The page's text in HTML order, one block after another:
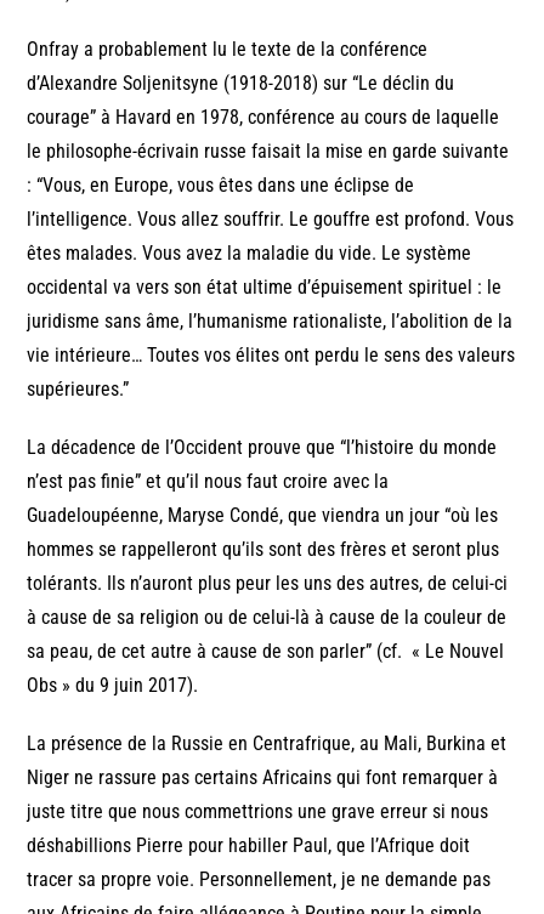
Onfray a probablement lu le texte de la conférence
d’Alexandre Soljenitsyne (1918-2018) sur “Le déclin du
courage” à Havard en 1978, conférence au cours de laquelle
le philosophe-écrivain russe faisait la mise en garde suivante
: “Vous, en Europe, vous êtes dans une éclipse de
l’intelligence. Vous allez souffrir. Le gouffre est profond. Vous
êtes malades. Vous avez la maladie du vide. Le système
occidental va vers son état ultime d’épuisement spirituel : le
juridisme sans âme, l’humanisme rationaliste, l’abolition de la
vie intérieure… Toutes vos élites ont perdu le sens des valeurs
supérieures.”
La décadence de l’Occident prouve que “l’histoire du monde
n’est pas finie” et qu’il nous faut croire avec la
Guadeloupéenne, Maryse Condé, que viendra un jour “où les
hommes se rappelleront qu’ils sont des frères et seront plus
tolérants. Ils n’auront plus peur les uns des autres, de celui-ci
à cause de sa religion ou de celui-là à cause de la couleur de
sa peau, de cet autre à cause de son parler” (cf. « Le Nouvel
Obs » du 9 juin 2017).
La présence de la Russie en Centrafrique, au Mali, Burkina et
Niger ne rassure pas certains Africains qui font remarquer à
juste titre que nous commettrions une grave erreur si nous
déshabillions Pierre pour habiller Paul, que l’Afrique doit
tracer sa propre voie. Personnellement, je ne demande pas